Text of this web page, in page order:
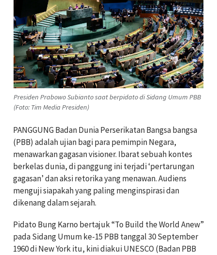
Presiden Prabowo Subianto saat berpidato di Sidang Umum PBB
(Foto: Tim Media Presiden)
PANGGUNG Badan Dunia Perserikatan Bangsa bangsa
(PBB) adalah ujian bagi para pemimpin Negara,
menawarkan gagasan visioner. Ibarat sebuah kontes
berkelas dunia, di panggung ini terjadi ‘pertarungan
gagasan’ dan aksi retorika yang menawan. Audiens
menguji siapakah yang paling menginspirasi dan
dikenang dalam sejarah.
Pidato Bung Karno bertajuk “To Build the World Anew”
pada Sidang Umum ke-15 PBB tanggal 30 September
1960 di New York itu, kini diakui UNESCO (Badan PBB